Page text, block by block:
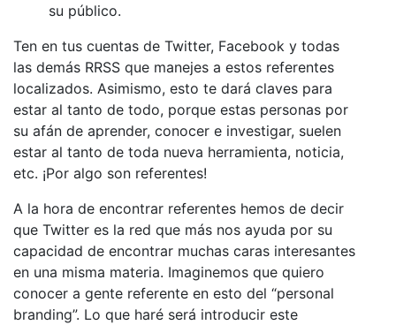
su público.
Ten en tus cuentas de Twitter, Facebook y todas
las demás RRSS que manejes a estos referentes
localizados. Asimismo, esto te dará claves para
estar al tanto de todo, porque estas personas por
su afán de aprender, conocer e investigar, suelen
estar al tanto de toda nueva herramienta, noticia,
etc. ¡Por algo son referentes!
A la hora de encontrar referentes hemos de decir
que Twitter es la red que más nos ayuda por su
capacidad de encontrar muchas caras interesantes
en una misma materia. Imaginemos que quiero
conocer a gente referente en esto del “personal
branding”. Lo que haré será introducir este